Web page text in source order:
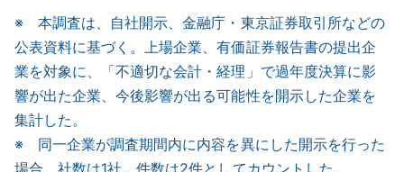
※ 本調査は、自社開示、金融庁・東京証券取引所などの
公表資料に基づく。上場企業、有価証券報告書の提出企
業を対象に、「不適切な会計・経理」で過年度決算に影
響が出た企業、今後影響が出る可能性を開示した企業を
集計した。
※ 同一企業が調査期間内に内容を異にした開示を行った
場合、社数は1社、件数は2件としてカウントした。